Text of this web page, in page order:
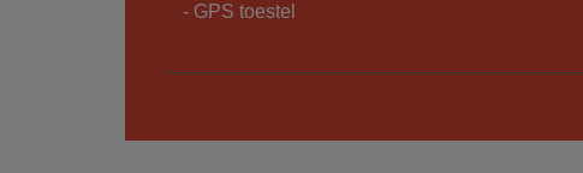
- GPS toestel